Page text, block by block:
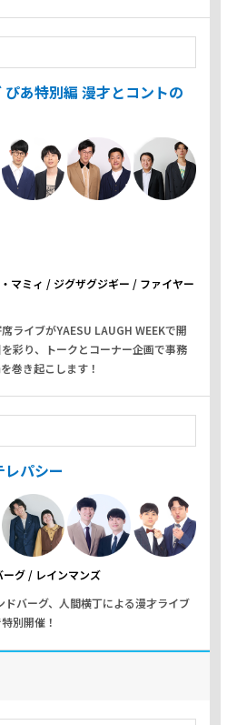
あ特別編 漫才とコントの
マミィ / ジグザグジギー / ファイヤー
ライブがYAESU LAUGH WEEKで開
彩り、トークとコーナー企画で事務
巻き起こします！
パシー
グ / レインマンズ
バーグ、人間横丁による漫才ライブ
別開催！